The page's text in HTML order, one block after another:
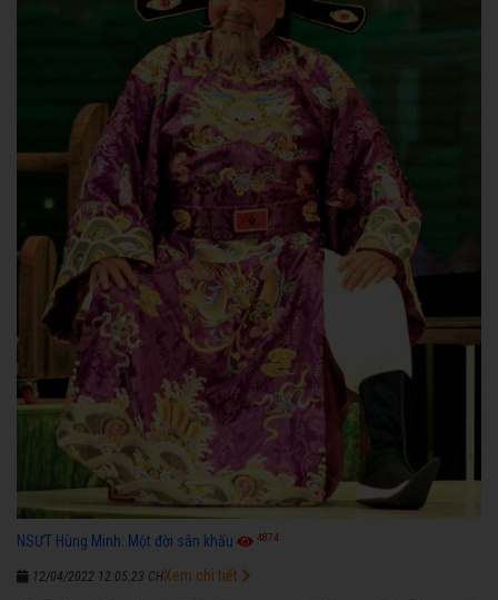
NSƯT Hùng Minh: Một đời sân khấu 4874
12/04/2022 12:05:23 CHXem chi tiết